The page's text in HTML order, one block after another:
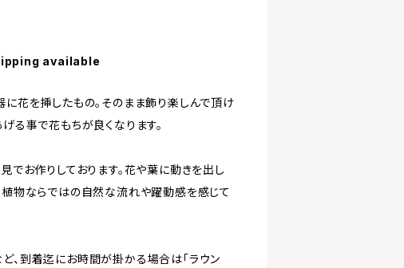
available
に花を挿したもの。そのまま飾り楽しんで頂け
げる事で花もちが良くなります。
見でお作りしております。花や葉に動きを出し
植物ならではの自然な流れや躍動感を感じて
、到着迄にお時間が掛かる場合は「ラウン